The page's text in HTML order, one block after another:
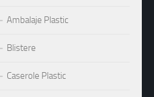
Ambalaje Plastic
Blistere
Caserole Plastic